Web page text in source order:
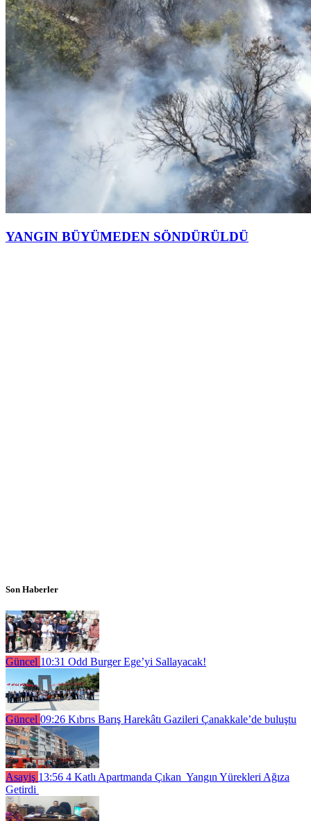
YANGIN BÜYÜMEDEN SÖNDÜRÜLDÜ
Son Haberler
Güncel 10:31 Odd Burger Ege’yi Sallayacak!
Güncel 09:26 Kıbrıs Barış Harekâtı Gazileri Çanakkale’de buluştu
Asayiş 13:56 4 Katlı Apartmanda Çıkan Yangın Yürekleri Ağıza
Getirdi